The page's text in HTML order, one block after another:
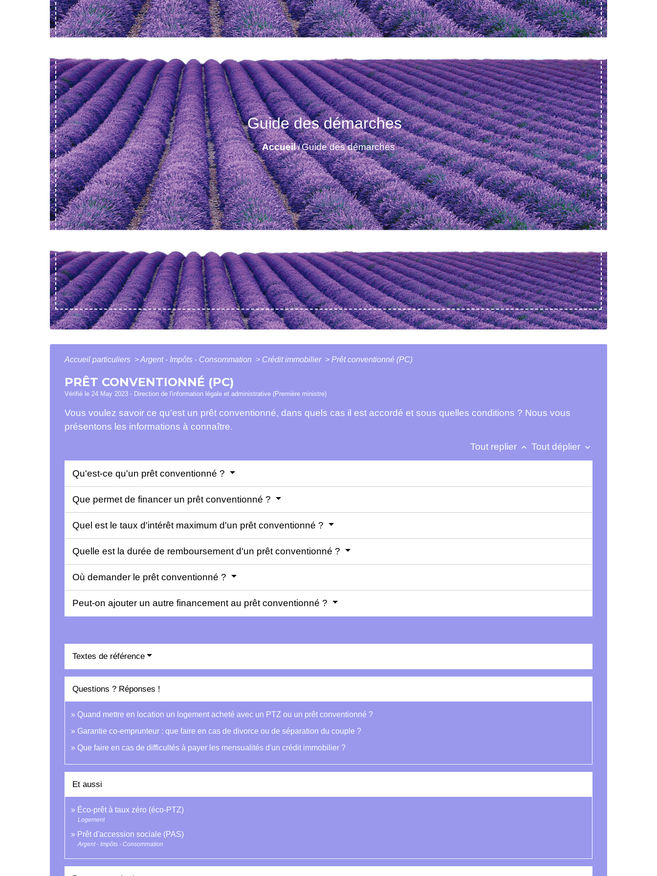
Guide des démarches
Accueil/Guide des démarches
Accueil particuliers >Argent - Impôts - Consommation > Crédit immobilier > Prêt conventionné (PC)
PRÊT CONVENTIONNÉ (PC)
Vérifié le 24 May 2023 - Direction de l'information légale et administrative (Première ministre)
Vous voulez savoir ce qu'est un prêt conventionné, dans quels cas il est accordé et sous quelles conditions ? Nous vous
présentons les informations à connaître.
Tout replier keyboard_arrow_up Tout déplier keyboard_arrow_down
Qu'est-ce qu'un prêt conventionné ?
Que permet de financer un prêt conventionné ?
Quel est le taux d'intérêt maximum d'un prêt conventionné ?
Quelle est la durée de remboursement d'un prêt conventionné ?
Où demander le prêt conventionné ?
Peut-on ajouter un autre financement au prêt conventionné ?
Textes de référence
Questions ? Réponses !
Quand mettre en location un logement acheté avec un PTZ ou un prêt conventionné ?
Garantie co-emprunteur : que faire en cas de divorce ou de séparation du couple ?
Que faire en cas de difficultés à payer les mensualités d'un crédit immobilier ?
Et aussi
Éco-prêt à taux zéro (éco-PTZ)
Logement
Prêt d'accession sociale (PAS)
Argent - Impôts - Consommation